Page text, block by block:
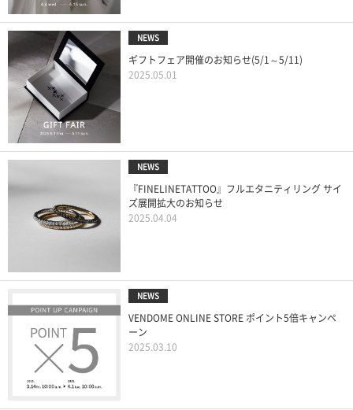
NEWS
ギフトフェア開催のお知らせ(5/1～5/11)
2025.05.01
NEWS
『FINELINETATTOO』フルエタニティリング サイ
ズ展開拡大のお知らせ
2025.04.04
NEWS
VENDOME ONLINE STORE ポイント5倍キャンペ
ーン
2025.03.10